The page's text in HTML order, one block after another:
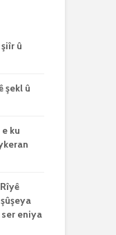
û
şekl û
ku
ser eniya